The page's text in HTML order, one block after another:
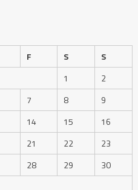
F S
S
1
2
7 8
9
14 15
16
21 22
23
28 29
30